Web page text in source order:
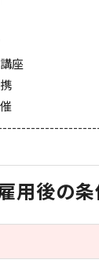
座
用後の条